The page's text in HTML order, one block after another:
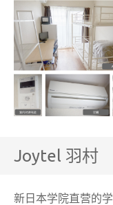
Joytel 羽村
新日本学院直营的